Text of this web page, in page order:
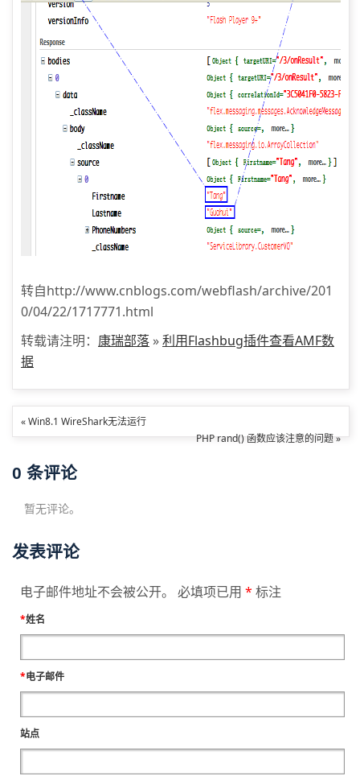
转自http://www.cnblogs.com/webflash/archive/201
0/04/22/1717771.html
转载请注明： 康瑞部落 »利用Flashbug插件查看AMF数
据
« Win8.1 WireShark无法运行
PHP rand() 函数应该注意的问题 »
0 条评论
暂无评论。
发表评论
电子邮件地址不会被公开。 必填项已用 * 标注
*姓名
*电子邮件
站点